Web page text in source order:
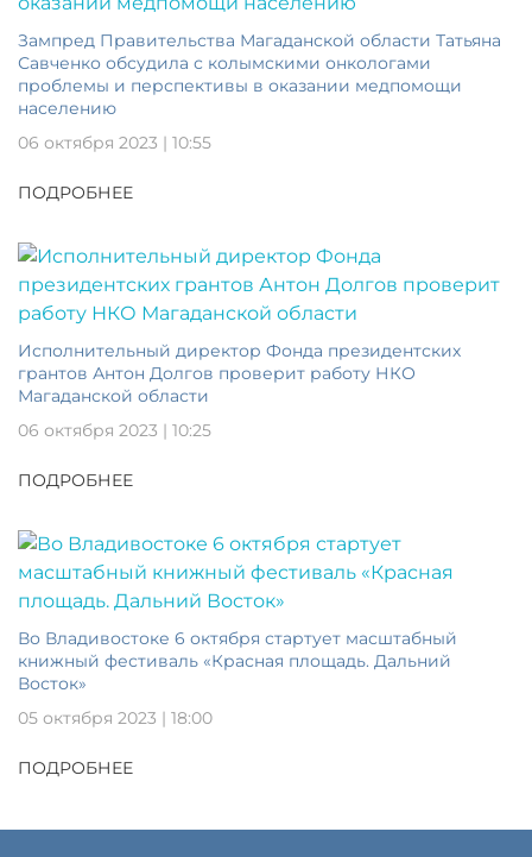
Зампред Правительства Магаданской области Татьяна
Савченко обсудила с колымскими онкологами
проблемы и перспективы в оказании медпомощи
населению
06 октября 2023 | 10:55
ПОДРОБНЕЕ
Исполнительный директор Фонда президентских
грантов Антон Долгов проверит работу НКО
Магаданской области
06 октября 2023 | 10:25
ПОДРОБНЕЕ
Во Владивостоке 6 октября стартует масштабный
книжный фестиваль «Красная площадь. Дальний
Восток»
05 октября 2023 | 18:00
ПОДРОБНЕЕ